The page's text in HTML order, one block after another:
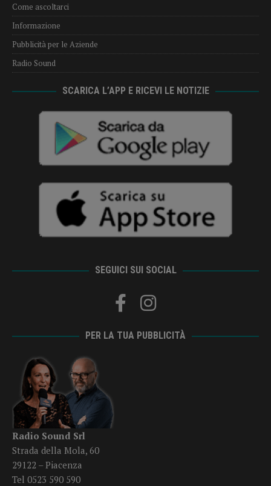
Come ascoltarci
Informazione
Pubblicità per le Aziende
Radio Sound
SCARICA L’APP E RICEVI LE NOTIZIE
SEGUICI SUI SOCIAL
PER LA TUA PUBBLICITÀ
Radio Sound Srl
Strada della Mola, 60
29122 – Piacenza
Tel 0523 590 590